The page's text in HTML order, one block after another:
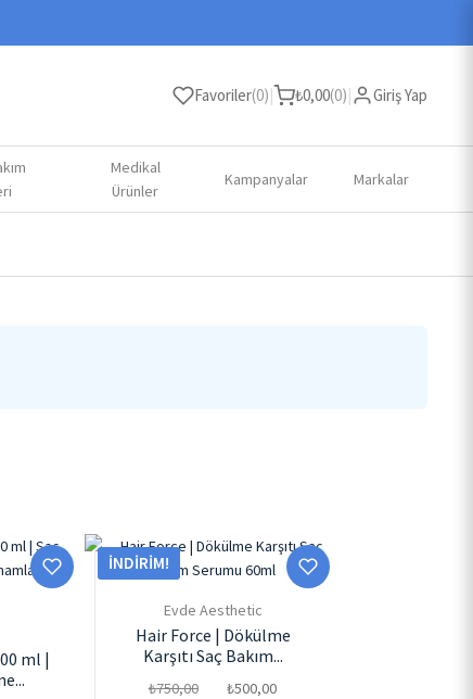
Favoriler(0)| ₺0,00(0)| Giriş Yap
Medikal
Ürünler
Kampanyalar Markalar
ml |
Evde Aesthetic
Hair Force | Dökülme
Karşıtı Saç Bakım...
İNDIRIM!
₺750,00
Orijinal
₺500,00Şu